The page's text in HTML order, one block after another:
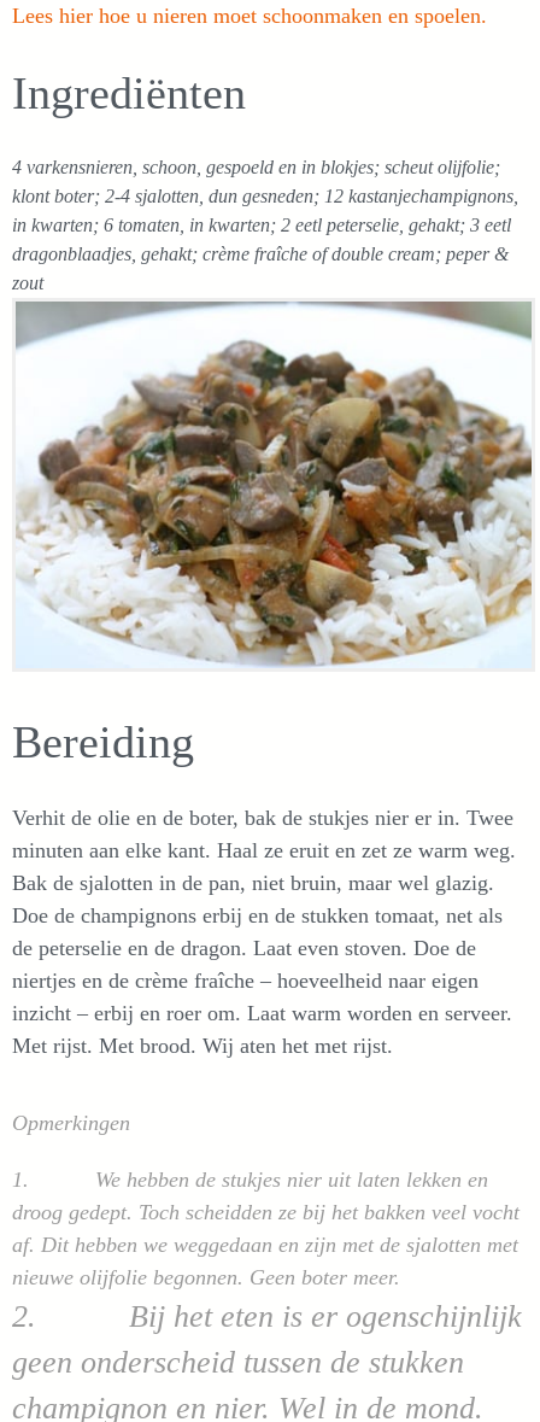
Lees hier hoe u nieren moet schoonmaken en spoelen.
Ingrediënten
4 varkensnieren, schoon, gespoeld en in blokjes; scheut olijfolie;
klont boter; 2-4 sjalotten, dun gesneden; 12 kastanjechampignons,
in kwarten; 6 tomaten, in kwarten; 2 eetl peterselie, gehakt; 3 eetl
dragonblaadjes, gehakt; crème fraîche of double cream; peper &
zout
Bereiding
Verhit de olie en de boter, bak de stukjes nier er in. Twee
minuten aan elke kant. Haal ze eruit en zet ze warm weg.
Bak de sjalotten in de pan, niet bruin, maar wel glazig.
Doe de champignons erbij en de stukken tomaat, net als
de peterselie en de dragon. Laat even stoven. Doe de
niertjes en de crème fraîche – hoeveelheid naar eigen
inzicht – erbij en roer om. Laat warm worden en serveer.
Met rijst. Met brood. Wij aten het met rijst.
Opmerkingen
1. We hebben de stukjes nier uit laten lekken en
droog gedept. Toch scheidden ze bij het bakken veel vocht
af. Dit hebben we weggedaan en zijn met de sjalotten met
nieuwe olijfolie begonnen. Geen boter meer.
2. Bij het eten is er ogenschijnlijk
geen onderscheid tussen de stukken
champignon en nier. Wel in de mond.